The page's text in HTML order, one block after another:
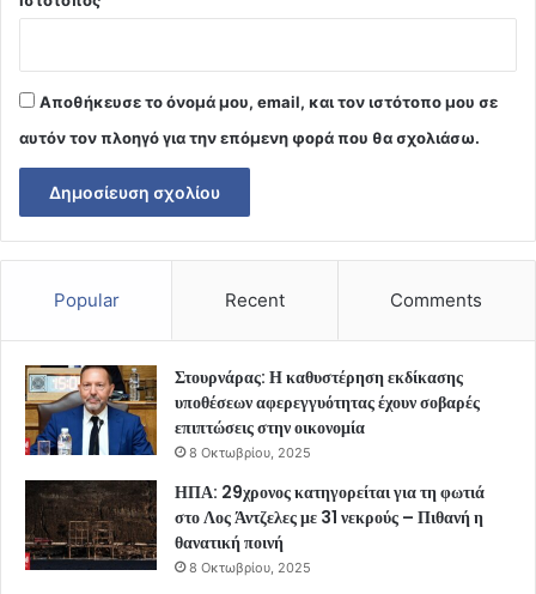
Αποθήκευσε το όνομά μου, email, και τον ιστότοπο μου σε
αυτόν τον πλοηγό για την επόμενη φορά που θα σχολιάσω.
Popular Recent Comments
Στουρνάρας: Η καθυστέρηση εκδίκασης
υποθέσεων αφερεγγυότητας έχουν σοβαρές
επιπτώσεις στην οικονομία
8 Οκτωβρίου, 2025
ΗΠΑ: 29χρονος κατηγορείται για τη φωτιά
στο Λος Άντζελες με 31 νεκρούς – Πιθανή η
θανατική ποινή
8 Οκτωβρίου, 2025